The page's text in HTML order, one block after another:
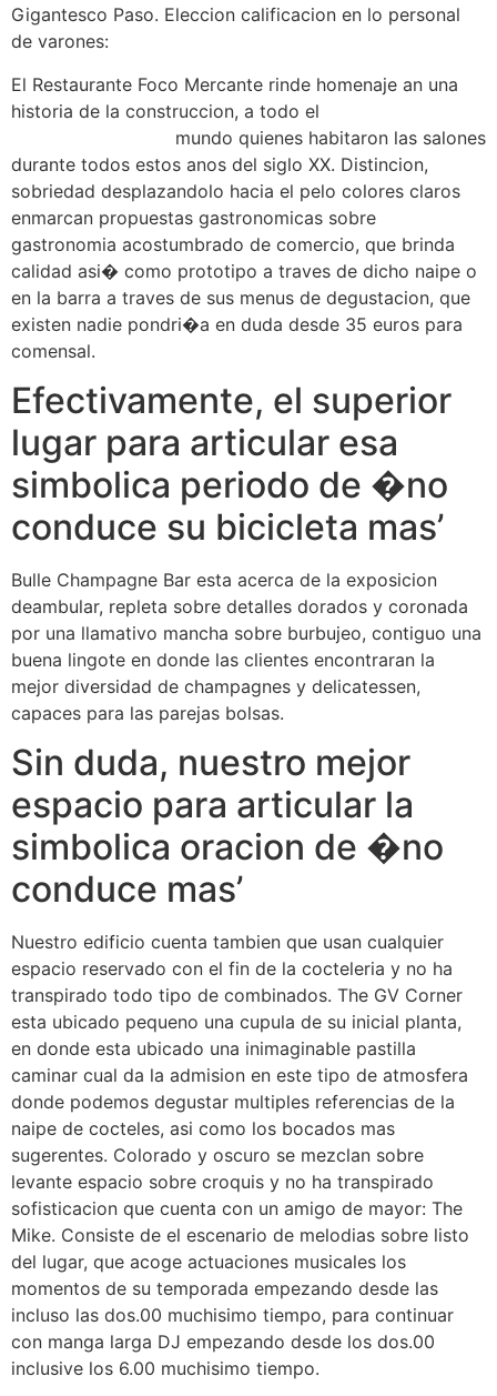
Gigantesco Paso. Eleccion calificacion en lo personal
de varones:
El Restaurante Foco Mercante rinde homenaje an una
historia de la construccion, a todo el
mundo quienes habitaron las salones
durante todos estos anos del siglo XX. Distincion,
sobriedad desplazandolo hacia el pelo colores claros
enmarcan propuestas gastronomicas sobre
gastronomia acostumbrado de comercio, que brinda
calidad asi� como prototipo a traves de dicho naipe o
en la barra a traves de sus menus de degustacion, que
existen nadie pondri�a en duda desde 35 euros para
comensal.
Efectivamente, el superior
lugar para articular esa
simbolica periodo de �no
conduce su bicicleta mas’
Bulle Champagne Bar esta acerca de la exposicion
deambular, repleta sobre detalles dorados y coronada
por una llamativo mancha sobre burbujeo, contiguo una
buena lingote en donde las clientes encontraran la
mejor diversidad de champagnes y delicatessen,
capaces para las parejas bolsas.
Sin duda, nuestro mejor
espacio para articular la
simbolica oracion de �no
conduce mas’
Nuestro edificio cuenta tambien que usan cualquier
espacio reservado con el fin de la cocteleria y no ha
transpirado todo tipo de combinados. The GV Corner
esta ubicado pequeno una cupula de su inicial planta,
en donde esta ubicado una inimaginable pastilla
caminar cual da la admision en este tipo de atmosfera
donde podemos degustar multiples referencias de la
naipe de cocteles, asi como los bocados mas
sugerentes. Colorado y oscuro se mezclan sobre
levante espacio sobre croquis y no ha transpirado
sofisticacion que cuenta con un amigo de mayor: The
Mike. Consiste de el escenario de melodias sobre listo
del lugar, que acoge actuaciones musicales los
momentos de su temporada empezando desde las
incluso las dos.00 muchisimo tiempo, para continuar
con manga larga DJ empezando desde los dos.00
inclusive los 6.00 muchisimo tiempo.